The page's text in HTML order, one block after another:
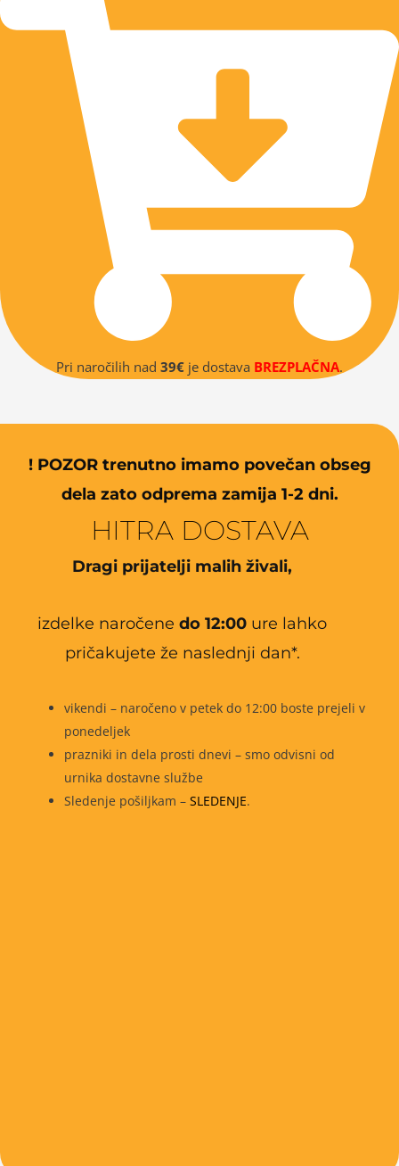
Pri naročilih nad 39€ je dostava BREZPLAČNA.
! POZOR trenutno imamo povečan obseg
dela zato odprema zamija 1-2 dni.
HITRA DOSTAVA
Dragi prijatelji malih živali,
izdelke naročenedo 12:00 ure lahko
pričakujete že naslednji dan*.
vikendi – naročeno v petek do 12:00 boste prejeli v
ponedeljek
prazniki in dela prosti dnevi – smo odvisni od
urnika dostavne službe
Sledenje pošiljkam – SLEDENJE.